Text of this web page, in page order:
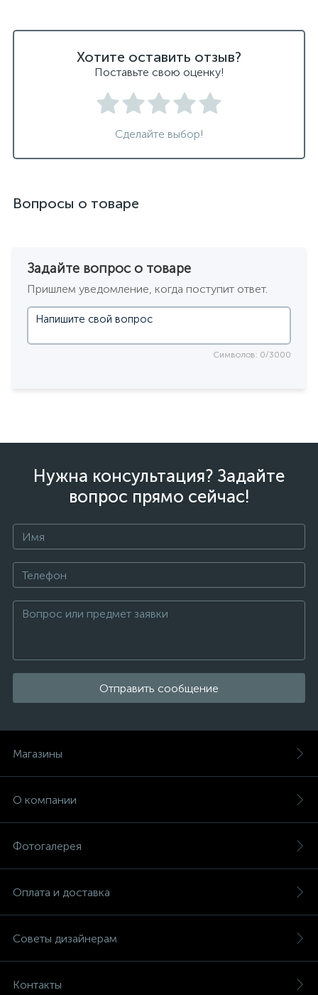
Хотите оставить отзыв?
Поставьте свою оценку!
Сделайте выбор!
Вопросы о товаре
Задайте вопрос о товаре
Пришлем уведомление, когда поступит ответ.
Символов: 0/3000
Нужна консультация? Задайте
вопрос прямо сейчас!
Отправить сообщение
Магазины
О компании
Фотогалерея
Оплата и доставка
Советы дизайнерам
Контакты